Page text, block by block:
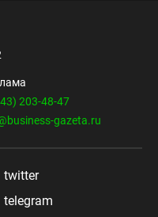
203-48-47
gazeta.ru
twitter
telegram